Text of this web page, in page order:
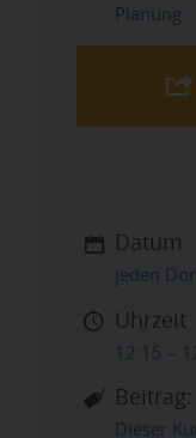
Planung:
Datum
jeden
Uhrzeit
12:15 –
Dieser